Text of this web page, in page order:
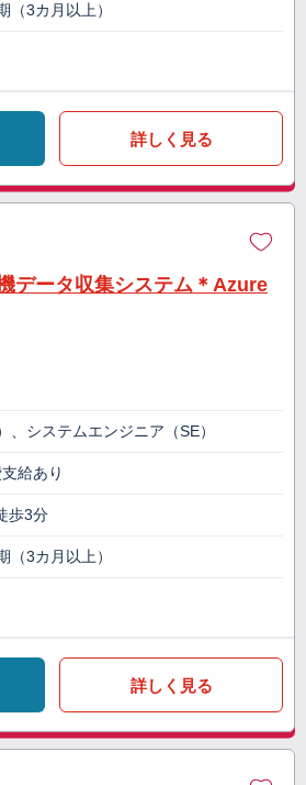
（3カ月以上）
詳しく見る
データ収集システム＊Azure
、システムエンジニア（SE）
給あり
歩3分
（3カ月以上）
詳しく見る